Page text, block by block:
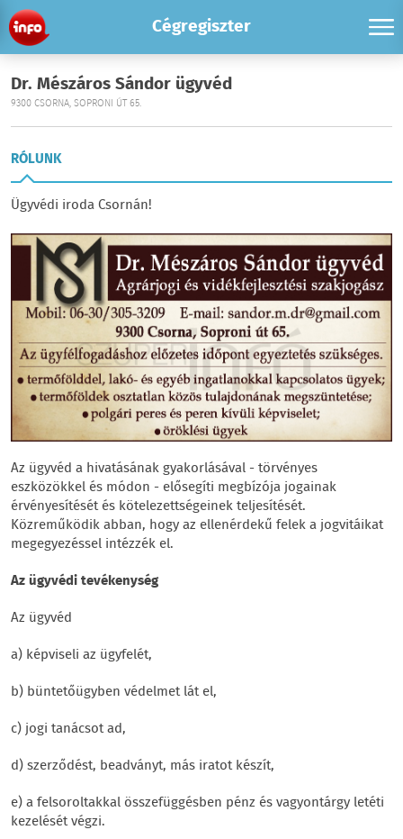
Cégregiszter
Dr. Mészáros Sándor ügyvéd
9300 CSORNA, SOPRONI ÚT 65.
RÓLUNK
Ügyvédi iroda Csornán!
Az ügyvéd a hivatásának gyakorlásával - törvényes
eszközökkel és módon - elősegíti megbízója jogainak
érvényesítését és kötelezettségeinek teljesítését.
Közreműködik abban, hogy az ellenérdekű felek a jogvitáikat
megegyezéssel intézzék el.
Az ügyvédi tevékenység
Az ügyvéd
a) képviseli az ügyfelét,
b) büntetőügyben védelmet lát el,
c) jogi tanácsot ad,
d) szerződést, beadványt, más iratot készít,
e) a felsoroltakkal összefüggésben pénz és vagyontárgy letéti
kezelését végzi.